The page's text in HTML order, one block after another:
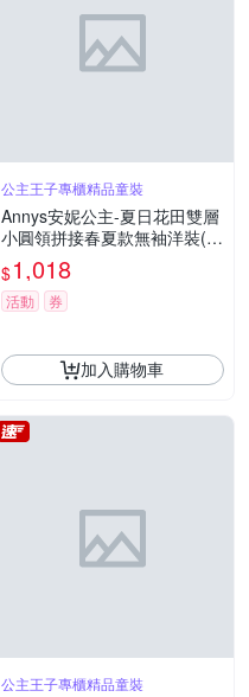
公主王子專櫃精品童裝
Annys安妮公主-夏日花田雙層
小圓領拼接春夏款無袖洋裝(3
156粉紅色)
$1,018
活動 券
加入購物車
公主王子專櫃精品童裝